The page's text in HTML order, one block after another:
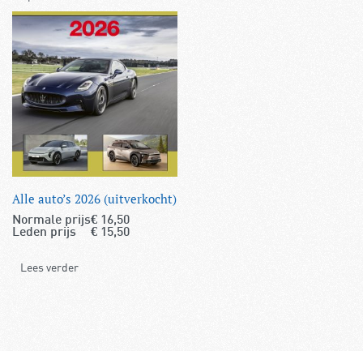
Alle auto’s 2026 (uitverkocht)
Normale prijs€ 16,50
Leden prijs
€ 15,50
Lees verder